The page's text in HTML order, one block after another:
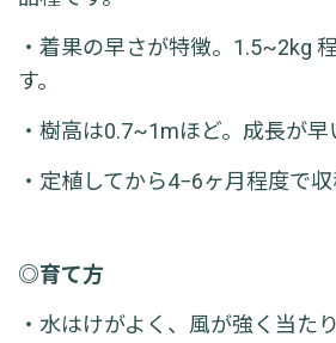
・着果の早さが特徴。1.5~2kg
す。
・樹高は0.7~1mほど。 成長が早
・定植してから4−6ヶ月程度で収
◎育て方
・水はけがよく、風が強く当た